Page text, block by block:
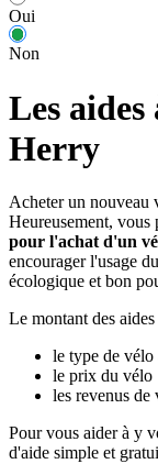
Oui
Non
Les aides
Herry
Acheter un nouveau
Heureusement, vous
pour l'achat d'un
encourager l'usage
écologique et bon
Le montant des
le type de vélo
le prix du vélo
les revenus de
Pour vous aider à y
d'aide simple et